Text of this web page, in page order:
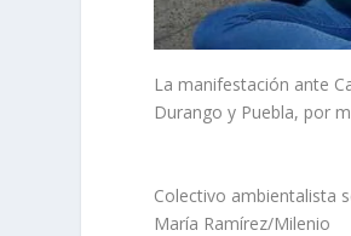
La manifestación ante
Durango y Puebla, por
Colectivo ambientalista
María Ramírez/Milenio